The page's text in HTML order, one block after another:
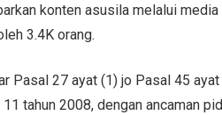
konten asusila melalui
3.4K orang.
Pasal 27 ayat (1) jo Pasal 45
tahun 2008, dengan ancaman